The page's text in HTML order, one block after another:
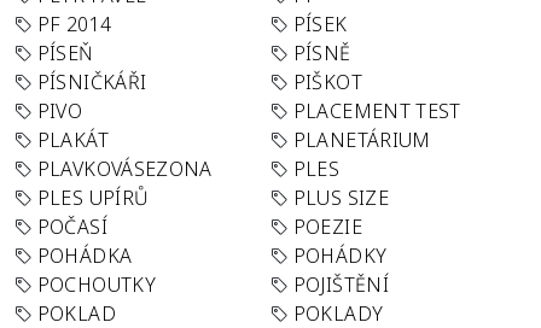
PF 2014
PÍSEK
PÍSEŇ
PÍSNĚ
PÍSNIČKÁŘI
PIŠKOT
PIVO
PLACEMENT TEST
PLAKÁT
PLANETÁRIUM
PLAVKOVÁSEZONA
PLES
PLES UPÍRŮ
PLUS SIZE
POČASÍ
POEZIE
POHÁDKA
POHÁDKY
POCHOUTKY
POJIŠTĚNÍ
POKLAD
POKLADY